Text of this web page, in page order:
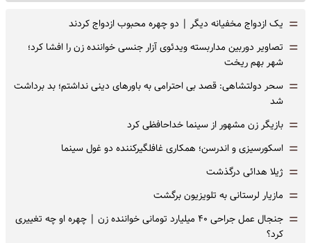
= یک ازدواج مخفیانه دیگر | دو چهره محبوب ازدواج کردند
= تصاویر دوربین مداربسته ویدئوی آزار جنسی خواننده زن را افشا کرد؛
شهر بهم ریخت
= سحر دولتشاهی: قصد بی احترامی به باورهای دینی نداشتم؛ بد برداشت
شد
= بازیگر زن مشهور از سینما خداحافظی کرد
= اسکورسیزی و اندرسن؛ همکاری غافلگیرکننده دو غول سینما
= ژیلا هدائی درگذشت
= مازیار لرستانی به تلویزیون برگشت
=
جنجال عمل جراحی ۴۰ میلیارد تومانی خواننده زن | چهره او چه تغییری
کرد؟